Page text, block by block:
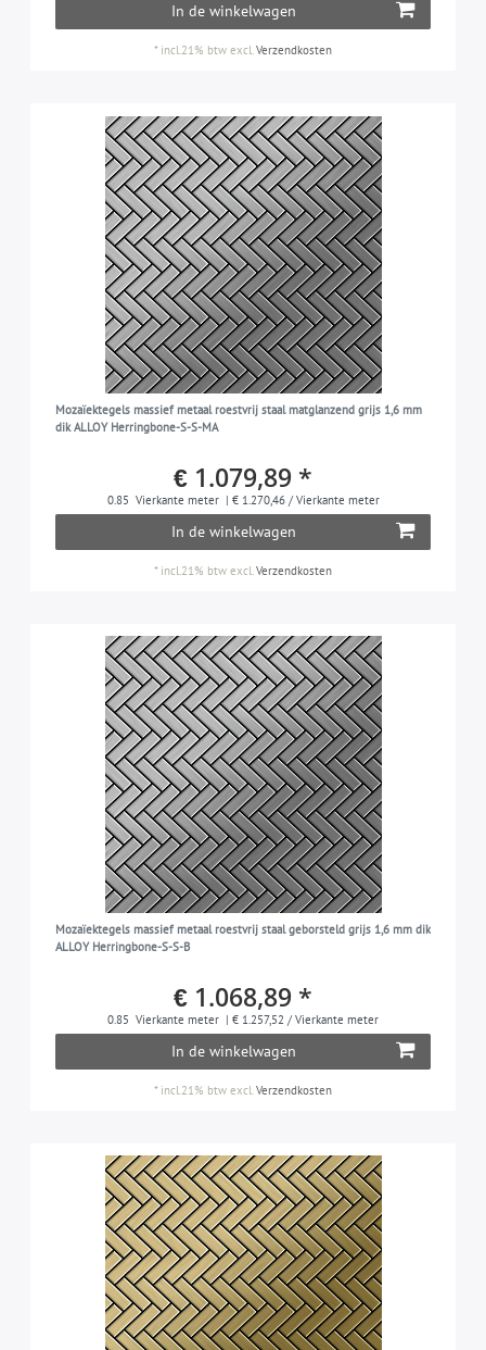
In de winkelwagen
* incl.21% btw excl.Verzendkosten
Mozaïektegels massief metaal roestvrij staal matglanzend grijs 1,6 mm
dik ALLOY Herringbone-S-S-MA
€ 1.079,89 *
0.85 Vierkante meter | € 1.270,46 / Vierkante meter
In de winkelwagen
* incl.21% btw excl. Verzendkosten
Mozaïektegels massief metaal roestvrij staal geborsteld grijs 1,6 mm dik
ALLOY Herringbone-S-S-B
€ 1.068,89 *
0.85 Vierkante meter | € 1.257,52 / Vierkante meter
In de winkelwagen
* incl.21% btw excl.Verzendkosten